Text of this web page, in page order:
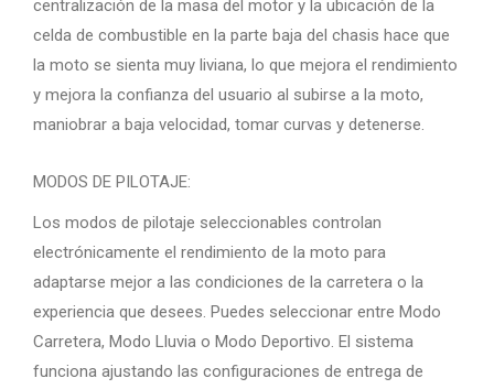
centralización de la masa del motor y la ubicación de la
celda de combustible en la parte baja del chasis hace que
la moto se sienta muy liviana, lo que mejora el rendimiento
y mejora la confianza del usuario al subirse a la moto,
maniobrar a baja velocidad, tomar curvas y detenerse.
MODOS DE PILOTAJE:
Los modos de pilotaje seleccionables controlan
electrónicamente el rendimiento de la moto para
adaptarse mejor a las condiciones de la carretera o la
experiencia que desees. Puedes seleccionar entre Modo
Carretera, Modo Lluvia o Modo Deportivo. El sistema
funciona ajustando las configuraciones de entrega de